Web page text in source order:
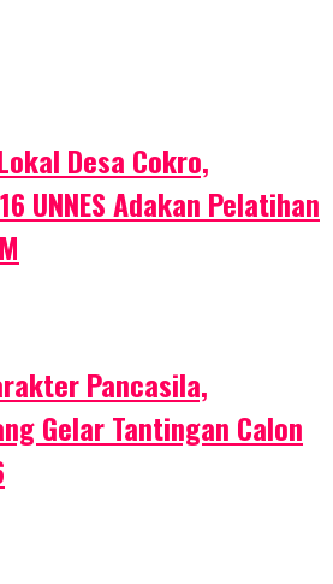
Desa Cokro,
UNNES Adakan Pelatihan
Pancasila,
Gelar Tantingan Calon